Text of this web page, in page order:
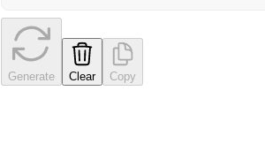
Generate Clear Copy